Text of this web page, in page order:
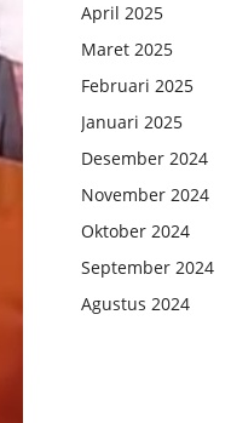
April 2025
Maret 2025
Februari 2025
Januari 2025
Desember 2024
November 2024
Oktober 2024
September 2024
Agustus 2024